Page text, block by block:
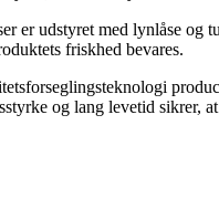
er udstyret med lynlåse og
friskhed bevares.
og lang levetid sikrer,